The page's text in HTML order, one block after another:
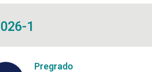
1
Pregrado